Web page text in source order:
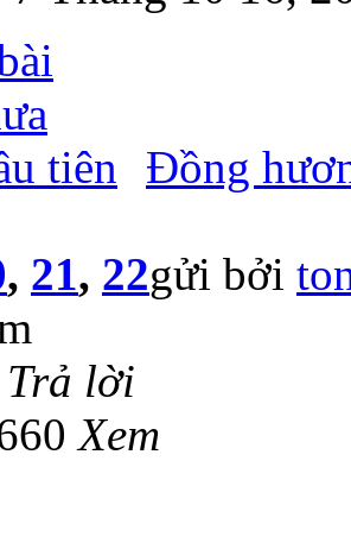
Đồng
, 21, 22gửi bởi
Trả lời
Xem